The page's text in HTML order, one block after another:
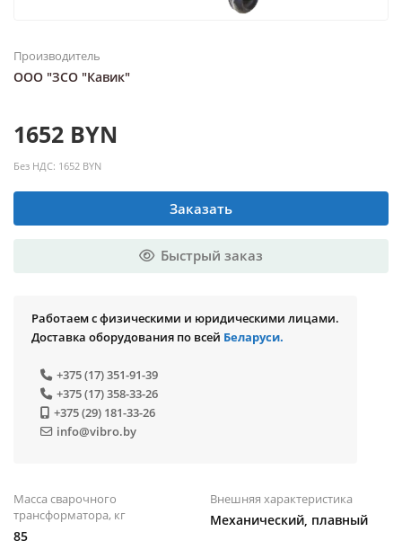
Производитель
ООО "ЗСО "Кавик"
1652 BYN
Без НДС: 1652 BYN
Заказать
Быстрый заказ
Работаем с физическими и юридическими лицами.
Доставка оборудования по всей Беларуси.
+375 (17) 351-91-39
+375 (17) 358-33-26
+375 (29) 181-33-26
info@vibro.by
Macca сварочного
трансформатора, кг
85
Внешняя характеристика
Механический, плавный